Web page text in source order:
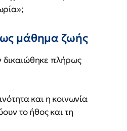
μάθημα ζωής
πλήρως
και η κοινωνία
το ήθος και τη